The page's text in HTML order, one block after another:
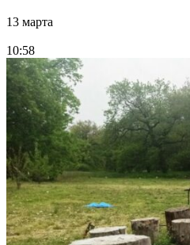
13 марта
10:58